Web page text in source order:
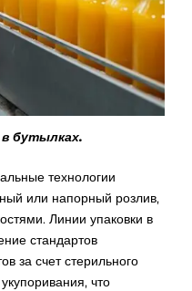
бутылках.
технологии
или напорный розлив,
Линии упаковки в
стандартов
за счет стерильного
что